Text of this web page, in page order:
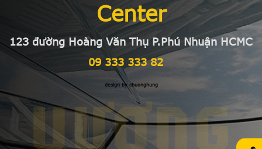
Center
123 đường Hoàng Văn Thụ P.Phú Nhuận HCMC
09 333 333 82
design by chuonghung
VƯƠNG